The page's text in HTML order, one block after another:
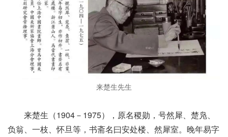
来楚生先生
来楚生（1904－1975），原名稷勋，号然犀、楚凫、
负翁、一枝、怀旦等，书斋名曰安处楼、然犀室。晚年易字